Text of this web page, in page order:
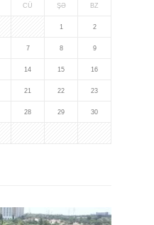
CÜ ŞƏ BZ
1 2
7 8 9
14 15 16
21 22 23
28 29 30